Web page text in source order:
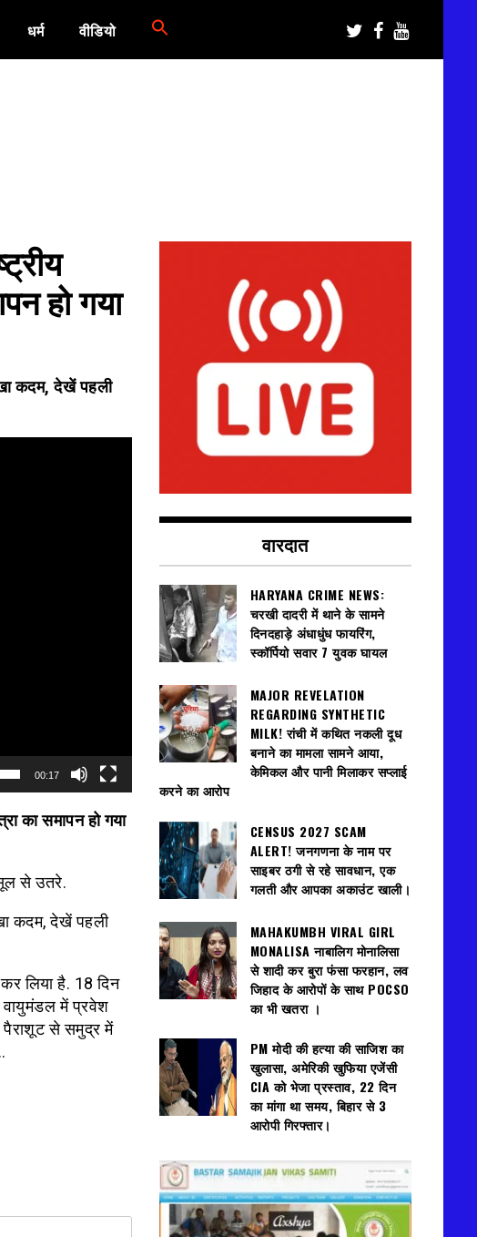
धर्म वीडियो
हो गया
कदम, देखें पहली
00:17
का समापन हो गया
से उतरे.
कदम, देखें पहली
लिया है. 18 दिन
वायुमंडल में प्रवेश
पैराशूट से समुद्र में
वारदात
HARYANA CRIME NEWS:
चरखी दादरी में थाने के सामने
दिनदहाड़े अंधाधुंध फायरिंग,
स्कॉर्पियो सवार 7 युवक घायल
MAJOR REVELATION
REGARDING SYNTHETIC
MILK! रांची में कथित नकली दूध
बनाने का मामला सामने आया,
केमिकल और पानी मिलाकर सप्लाई
करने का आरोप
CENSUS 2027 SCAM
ALERT! जनगणना के नाम पर
साइबर ठगी से रहे सावधान, एक
गलती और आपका अकाउंट खाली।
MAHAKUMBH VIRAL GIRL
MONALISA नाबालिग मोनालिसा
से शादी कर बुरा फंसा फरहान, लव
जिहाद के आरोपों के साथ POCSO
का भी खतरा ।
PM मोदी की हत्या की साजिश का
खुलासा, अमेरिकी खुफिया एजेंसी
CIA को भेजा प्रस्ताव, 22 दिन
का मांगा था समय, बिहार से 3
आरोपी गिरफ्तार।